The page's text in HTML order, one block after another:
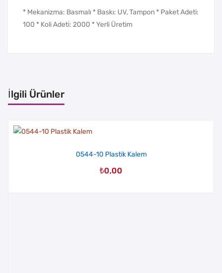
* Mekanizma: Basmalı * Baskı: UV, Tampon * Paket Adeti:
100 * Koli Adeti: 2000 * Yerli Üretim
İlgili Ürünler
0544-10 Plastik Kalem
₺0,00